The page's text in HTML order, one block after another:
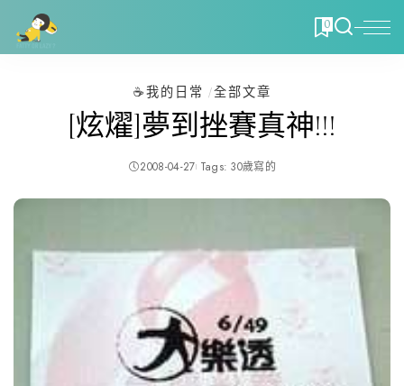
0
☕️我的日常 全部文章
[炫燿]夢到挫賽真神!!!
2008-04-27 Tags: 30歲寫的